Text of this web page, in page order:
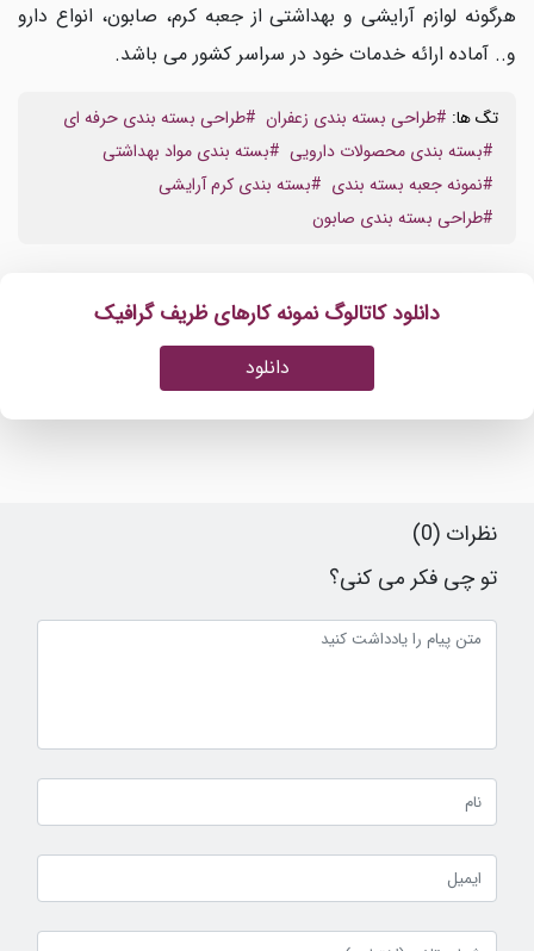
هرگونه لوازم آرایشی و بهداشتی از جعبه کرم، صابون، انواع دارو
و.. آماده ارائه خدمات خود در سراسر کشور می باشد.
تگ ها: #طراحی بسته بندی زعفران #طراحی بسته بندی حرفه ای
#بسته بندی محصولات دارویی #بسته بندی مواد بهداشتی
#نمونه جعبه بسته بندی #بسته بندی کرم آرایشی
#طراحی بسته بندی صابون
دانلود کاتالوگ نمونه کارهای ظریف گرافیک
دانلود
نظرات (0)
تو چی فکر می کنی؟